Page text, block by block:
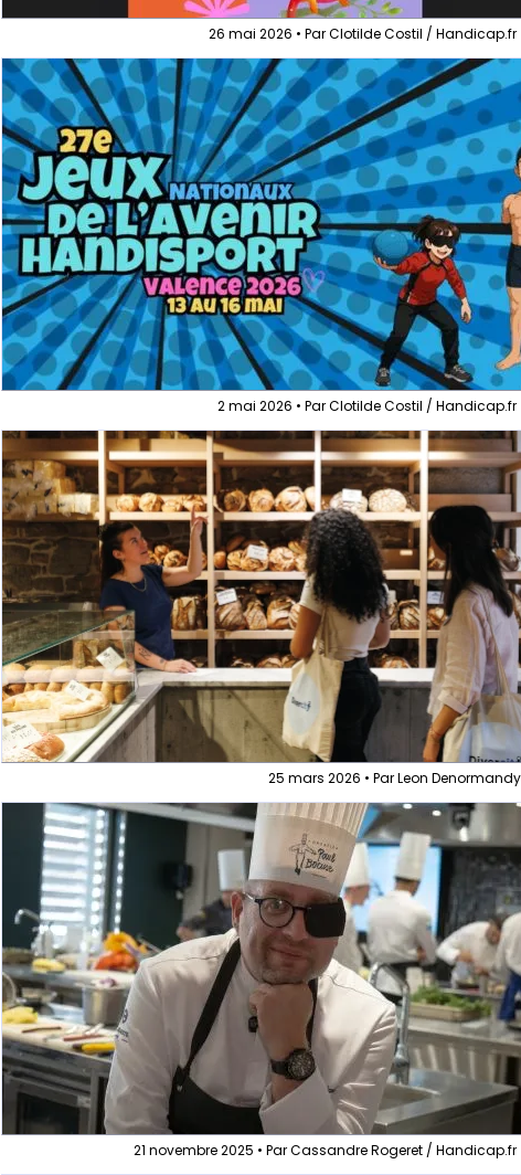
26 mai 2026 • Par Clotilde Costil / Handicap.fr
2 mai 2026 • Par Clotilde Costil / Handicap.fr
25 mars 2026 • Par Leon
21 novembre 2025 • Par Cassandre Rogeret / Handicap.fr